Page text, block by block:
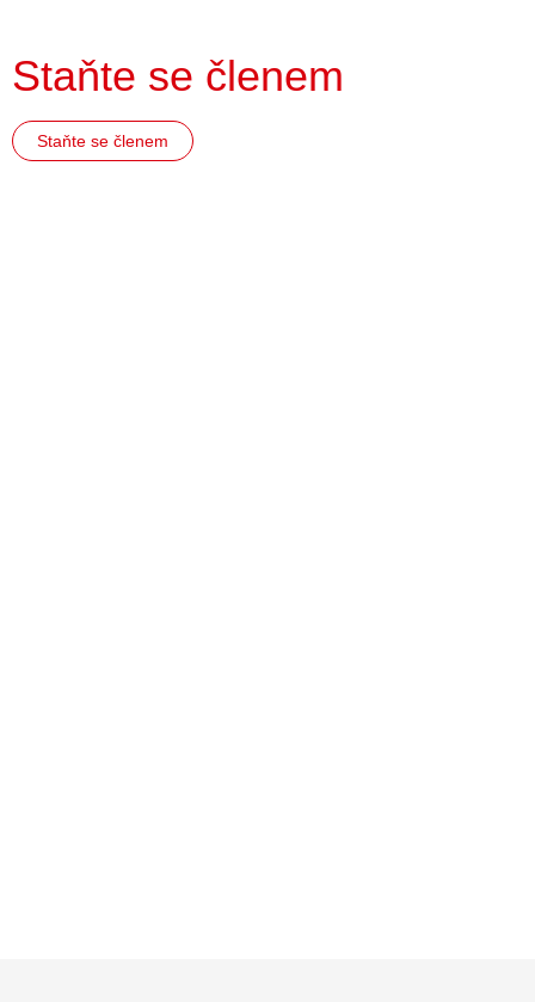
Staňte se členem
Staňte se členem